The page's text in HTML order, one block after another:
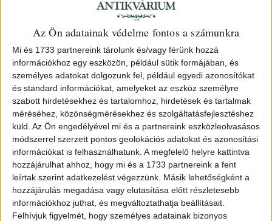
Az Ön adatainak védelme fontos a számunkra
Mi és 1733 partnereink tárolunk és/vagy férünk hozzá
információkhoz egy eszközön, például sütik formájában, és
személyes adatokat dolgozunk fel, például egyedi azonosítókat
és standard információkat, amelyeket az eszköz személyre
szabott hirdetésekhez és tartalomhoz, hirdetések és tartalmak
méréséhez, közönségmérésekhez és szolgáltatásfejlesztéshez
küld. Az Ön engedélyével mi és a partnereink eszközleolvasásos
módszerrel szerzett pontos geolokációs adatokat és azonosítási
információkat is felhasználhatunk. A megfelelő helyre kattintva
hozzájárulhat ahhoz, hogy mi és a 1733 partnereink a fent
leírtak szerint adatkezelést végezzünk. Másik lehetőségként a
hozzájárulás megadása vagy elutasítása előtt részletesebb
információkhoz juthat, és megváltoztathatja beállításait.
Felhívjuk figyelmét, hogy személyes adatainak bizonyos
71279
(2)+62p.
Kiadói papírborítóban. Körülvágatlan példány.